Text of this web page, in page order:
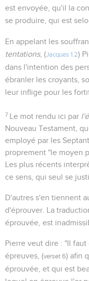
est envoyée, qu'il la
se produire, qui est
En appelant les
tentations, (Jacques 1.2)
dans l'intention des
ébranler les croyants,
leur inflige pour les
7 Le mot rendu ici par
Nouveau Testament,
employé par les
proprement "le moyen
Les plus récents
ce sens, qui seul se
D'autres s'en tiennent
d'éprouver. La
éprouvée, est
Pierre veut dire : "Il
épreuves, (verset 6) afin
éprouvée, et qui est